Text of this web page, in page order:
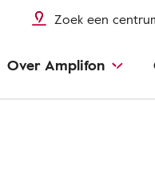
Zoek een
Over Amplifon